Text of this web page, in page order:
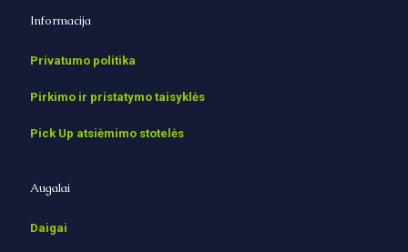
Informacija
Privatumo politika
Pirkimo ir pristatymo taisyklės
Pick Up atsiėmimo stotelės
Augalai
Daigai